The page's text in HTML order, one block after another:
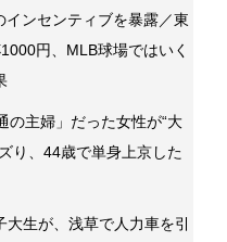
インセンティブを暴露／東
円、MLB球場ではいく
の主婦」だった女性が“大
り、44歳で単身上京した
生が、浅草で人力車を引